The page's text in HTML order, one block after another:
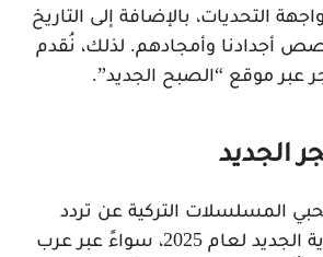
التحديات، بالإضافة إلى التاريخ
أجدادنا وأمجادهم. لذلك، نُقدم
عبر موقع “الصبح الجديد”.
الجديد
المسلسلات التركية عن تردد
قناة الفجر الجزائرية الجديد لعام 2025، سواءً عبر عرب